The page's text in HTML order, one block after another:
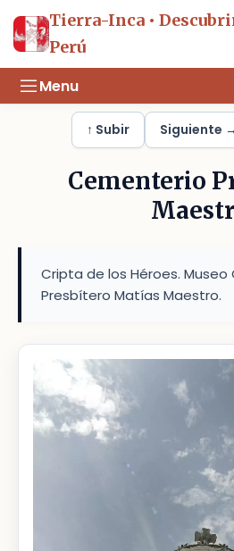
Tierra-Inca •
Perú
Menu
↑ Subir Siguiente →
Cementerio
Cripta de los Héroes.
Presbítero Matías Maestro.